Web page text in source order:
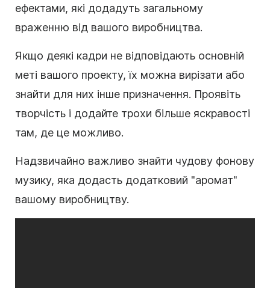
ефектами, які додадуть загальному
враженню від вашого виробництва.
Якщо деякі кадри не відповідають основній
меті вашого проекту, їх можна вирізати або
знайти для них інше призначення. Проявіть
творчість і додайте трохи більше яскравості
там, де це можливо.
Надзвичайно важливо знайти чудову фонову
музику, яка додасть додатковий "аромат"
вашому виробництву.